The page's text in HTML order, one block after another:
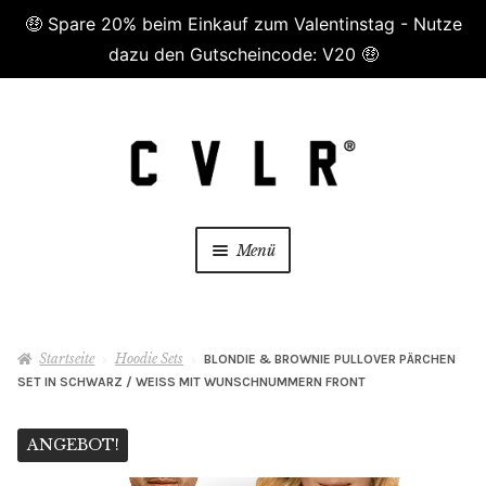
🤑 Spare 20% beim Einkauf zum Valentinstag - Nutze
dazu den Gutscheincode: V20 🤑
Menü
Damen
Herren
Startseite Hoodie Sets
BLONDIE & BROWNIE PULLOVER PÄRCHEN
SET IN SCHWARZ / WEISS MIT WUNSCHNUMMERN FRONT
ANGEBOT!